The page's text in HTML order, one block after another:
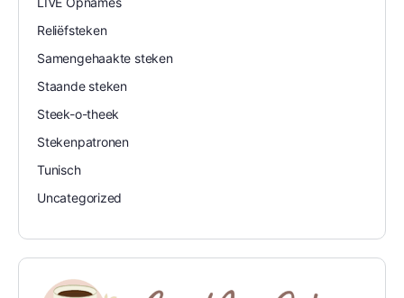
Reliëfsteken
Samengehaakte steken
Staande steken
Steek-o-theek
Stekenpatronen
Tunisch
Uncategorized